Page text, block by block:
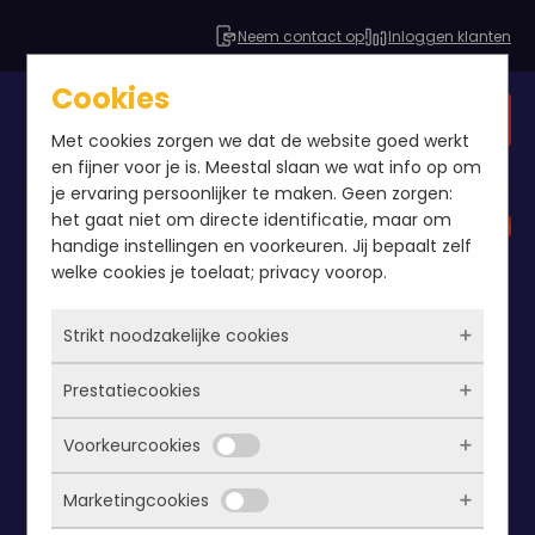
Neem contact op Inloggen klanten
Cookies
Met cookies zorgen we dat de website goed werkt
en fijner voor je is. Meestal slaan we wat info op om
je ervaring persoonlijker te maken. Geen zorgen:
het gaat niet om directe identificatie, maar om
handige instellingen en voorkeuren. Jij bepaalt zelf
welke cookies je toelaat; privacy voorop.
Strikt noodzakelijke cookies
Deze cookies zorgen ervoor dat de website
überhaupt werkt. Ze zijn dus altijd actief en
kunnen niet worden uitgezet. Meestal worden
ze alleen geplaatst als jij iets doet, zoals
inloggen, een formulier invullen of je
Prestatiecookies
Met deze cookies zien we hoe vaak onze site
bezocht wordt, waar bezoekers vandaan
komen en welke pagina’s populair zijn. Zo
Voorkeurcookies
Deze cookies onthouden jouw voorkeuren.
Marketingcookies